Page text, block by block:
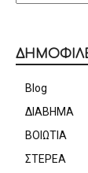
Blog
ΔΙΑΒΗΜΑ
ΒΟΙΩΤΙΑ
ΣΤΕΡΕΑ